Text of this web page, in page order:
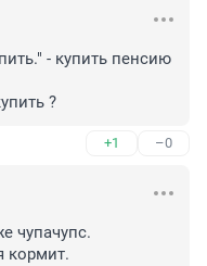
- купить пенсию
?
+1 –0
чупачупс.
кормит.